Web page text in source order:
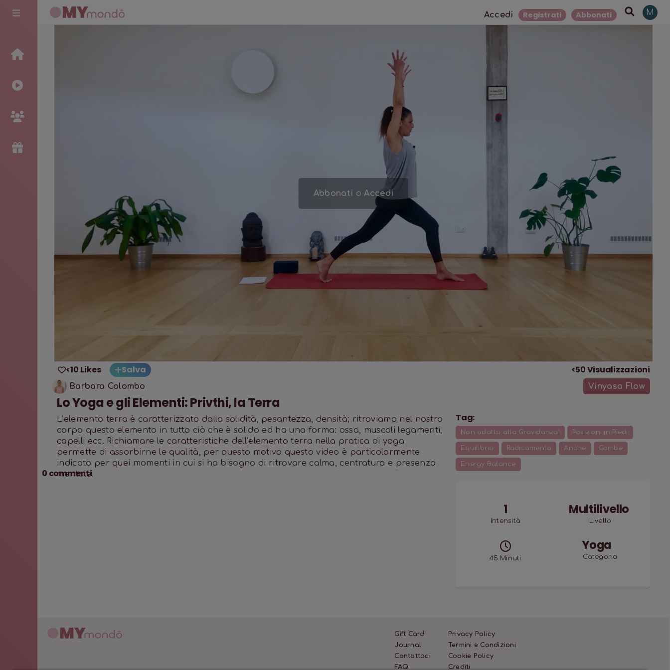
Accedi Registrati Abbonati M
Abbonati oAccedi
<10 Likes Salva <50Visualizzazioni
Barbara Colombo Vinyasa Flow
Lo Yoga e gli Elementi: Privthi, la Terra
L’elemento terra è caratterizzato dalla solidità, pesantezza, densità; ritroviamo nel nostro
corpo questo elemento in tutto ciò che è solido ed ha una forma: ossa, muscoli legamenti,
capelli ecc. Richiamare le caratteristiche dell’elemento terra nella pratica di yoga
permette di assorbirne le qualità, per questo motivo questo video è particolarmente
indicato per quei momenti in cui si ha bisogno di ritrovare calma, centratura e presenza
mentale.
0 commenti
Tag:
Non adatto alla Gravidanza! Posizioni in Piedi
Equilibrio Radicamento Anche Gambe
Energy Balance
1
Intensità
Multilivello
Livello
45 Minuti
Yoga
Categoria
Gift Card
Journal
Contattaci
FAQ
Privacy Policy
Termini e Condizioni
Cookie Policy
Crediti